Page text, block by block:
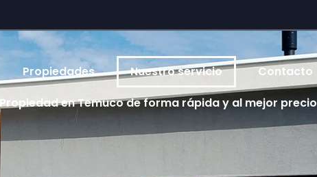
Propiedades Nuestro servicio
Contacto
en Temuco de forma rápida y al mejor precio